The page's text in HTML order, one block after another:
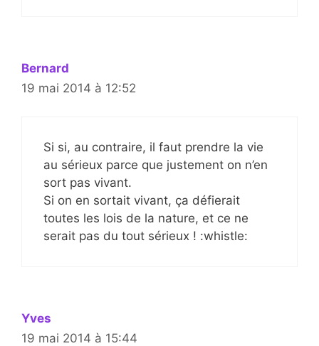
Bernard
19 mai 2014 à 12:52
Si si, au contraire, il faut prendre la vie
au sérieux parce que justement on n’en
sort pas vivant.
Si on en sortait vivant, ça défierait
toutes les lois de la nature, et ce ne
serait pas du tout sérieux ! :whistle:
Yves
19 mai 2014 à 15:44